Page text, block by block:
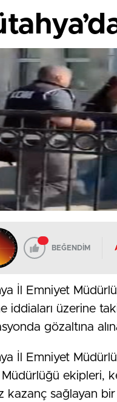
BEĞENDİM
İl Emniyet
iddiaları üzerine
gözaltına
İl Emniyet
ekipleri,
kazanç sağlayan